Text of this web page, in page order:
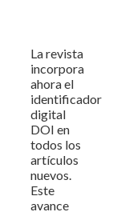
La revista
incorpora
ahora el
identificador
digital
DOI en
todos los
artículos
nuevos.
Este
avance